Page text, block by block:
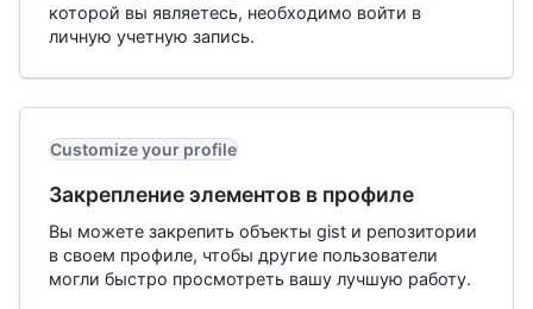
которой вы являетесь, необходимо войти в
личную учетную запись.
Customize your profile
Закрепление элементов в профиле
Вы можете закрепить объекты gist и репозитории
в своем профиле, чтобы другие пользователи
могли быстро просмотреть вашу лучшую работу.